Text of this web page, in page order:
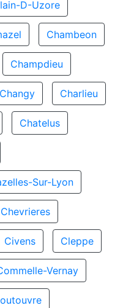
D-Uzore
Chambeon
Champdieu
Changy Charlieu
Chatelus
Sur-Lyon
Chevrieres
Civens Cleppe
Vernay